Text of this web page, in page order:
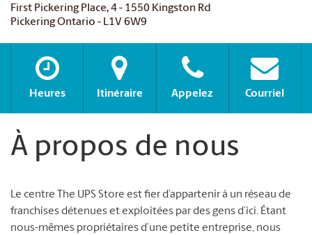
First Pickering Place, 4 - 1550 Kingston Rd
Pickering Ontario - L1V 6W9
Heures Itinéraire Appelez Courriel
À propos de nous
Le centre The UPS Store est fier d’appartenir à un réseau de
franchises détenues et exploitées par des gens d’ici. Étant
nous-mêmes propriétaires d’une petite entreprise, nous